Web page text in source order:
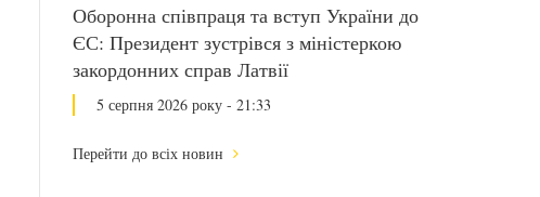
Оборонна співпраця та вступ України до
ЄС: Президент зустрівся з міністеркою
закордонних справ Латвії
5 серпня 2026 року - 21:33
Перейти до всіх новин